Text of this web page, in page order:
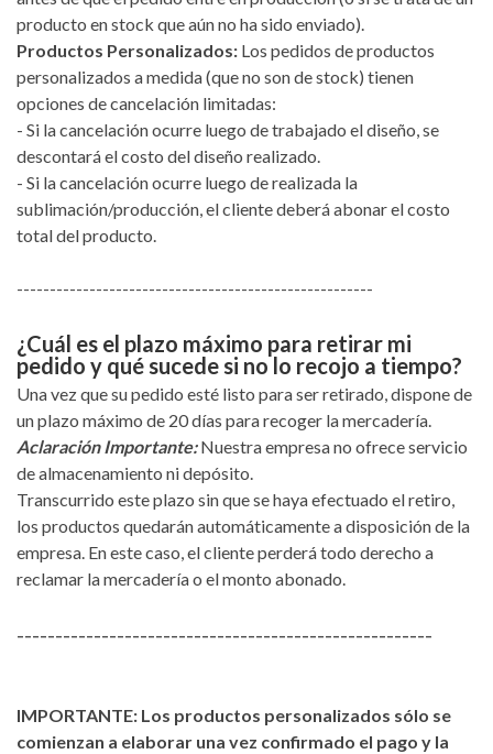
producto en stock que aún no ha sido enviado).
Productos Personalizados: Los pedidos de productos
personalizados a medida (que no son de stock) tienen
opciones de cancelación limitadas:
- Si la cancelación ocurre luego de trabajado el diseño, se
descontará el costo del diseño realizado.
- Si la cancelación ocurre luego de realizada la
sublimación/producción, el cliente deberá abonar el costo
total del producto.
------------------------------------------------------
¿Cuál es el plazo máximo para retirar mi
pedido y qué sucede si no lo recojo a tiempo?
Una vez que su pedido esté listo para ser retirado, dispone de
un plazo máximo de 20 días para recoger la mercadería.
​Aclaración Importante:Nuestra empresa no ofrece servicio
de almacenamiento ni depósito.
​Transcurrido este plazo sin que se haya efectuado el retiro,
los productos quedarán automáticamente a disposición de la
empresa. En este caso, el cliente perderá todo derecho a
reclamar la mercadería o el monto abonado.
------------------------------------------------------
IMPORTANTE: Los productos personalizados sólo se
comienzan a elaborar una vez confirmado el pago y la